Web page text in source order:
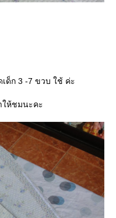
ด็ก 3 -7 ขวบ ใช้ ค่ะ
ห้ชมนะคะ